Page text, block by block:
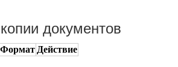
документов
Формат Действие